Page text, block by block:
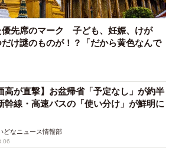
優先席のマーク 子ども、妊娠、けが
け謎のものが！？「だから黄色なんで
高が直撃】お盆帰省「予定なし」が約半
線・高速バスの「使い分け」が鮮明に
どなニュース情報部